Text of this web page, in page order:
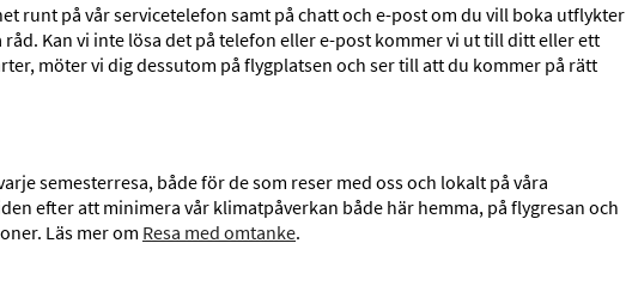
runt på vår servicetelefon samt på chatt och e-post om du vill boka utflykter
Kan vi inte lösa det på telefon eller e-post kommer vi ut till ditt eller ett
möter vi dig dessutom på flygplatsen och ser till att du kommer på rätt
semesterresa, både för de som reser med oss och lokalt på våra
efter att minimera vår klimatpåverkan både här hemma, på flygresan och
Läs mer om Resa med omtanke.